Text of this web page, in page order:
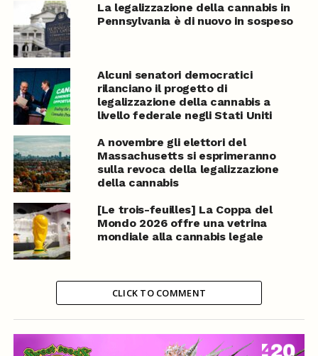
La legalizzazione della cannabis in
Pennsylvania è di nuovo in sospeso
Alcuni senatori democratici
rilanciano il progetto di
legalizzazione della cannabis a
livello federale negli Stati Uniti
A novembre gli elettori del
Massachusetts si esprimeranno
sulla revoca della legalizzazione
della cannabis
[Le trois-feuilles] La Coppa del
Mondo 2026 offre una vetrina
mondiale alla cannabis legale
CLICK TO COMMENT